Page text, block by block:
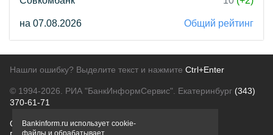
на 07.08.2026 Общий рейтинг
Нашли ошибку? Выделите текст и нажмите Ctrl+Enter
© 1994-2026. РИА "БанкИнформСервис". Екатеринбург (343)
370-61-71
О проектеПолитика конфиденциальности
Bankinform.ru использует cookie-
файлы и обрабатывает